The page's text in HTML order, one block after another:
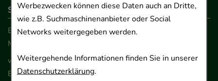
Werbezwecken können diese Daten auch an Dritte,
wie z.B. Suchmaschinenanbieter oder Social
Networks weitergegeben werden.
Weitergehende Informationen finden Sie in unserer
Datenschutzerklärung.
So erreichen Sie uns
Beratung und Kundenservice:
Montag - Freitag von 9.00 bis 17.00 Uhr
www.ApoSalis.de· E-Mail:info@ApoSalis.de
Ernst-August-Platz 2 · 30159 Hannover